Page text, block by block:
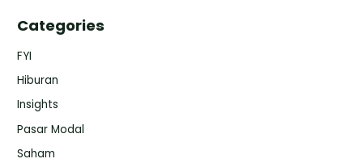
Categories
FYI
Hiburan
Insights
Pasar Modal
Saham